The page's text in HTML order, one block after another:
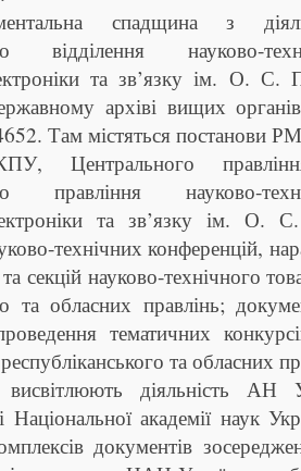
спадщина з
відділення науково-
та зв’язку ім. О. С.
архіві вищих
Там містяться
правління науково-
та зв’язку ім. О.
технічних конференцій,
та секцій науково-технічного
та обласних правлінь;
тематичних
та обласних
діяльність
академії наук
документів